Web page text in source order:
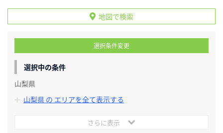
地図で検索
選択条件変更
選択中の条件
山梨県
山梨県 の エリアを全て表示する
さらに表示